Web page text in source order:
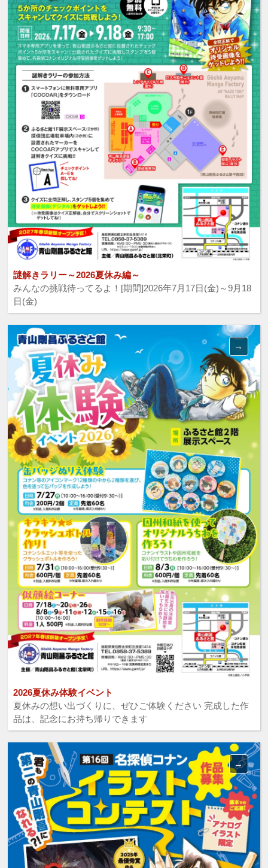
謎解きラリー～2026夏休み編～
みんなの挑戦待ってるよ！[期間]2026年7月17日(金)～9月18
日(金)
2026夏休み体験イベント
夏休みの想い出づくりに、ぜひご体験ください 完成した作
品は、記念にお持ち帰りできます